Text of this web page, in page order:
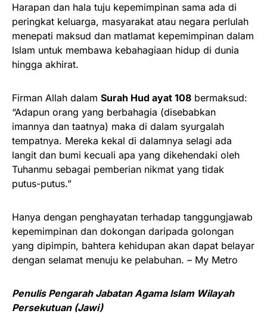
Harapan dan hala tuju kepemimpinan sama ada di
peringkat keluarga, masyarakat atau negara perlulah
menepati maksud dan matlamat kepemimpinan dalam
Islam untuk membawa kebahagiaan hidup di dunia
hingga akhirat.
Firman Allah dalam Surah Hud ayat 108 bermaksud:
“Adapun orang yang berbahagia (disebabkan
imannya dan taatnya) maka di dalam syurgalah
tempatnya. Mereka kekal di dalamnya selagi ada
langit dan bumi kecuali apa yang dikehendaki oleh
Tuhanmu sebagai pemberian nikmat yang tidak
putus-putus.”
Hanya dengan penghayatan terhadap tanggungjawab
kepemimpinan dan dokongan daripada golongan
yang dipimpin, bahtera kehidupan akan dapat belayar
dengan selamat menuju ke pelabuhan. – My Metro
Penulis Pengarah Jabatan Agama Islam Wilayah
Persekutuan (Jawi)